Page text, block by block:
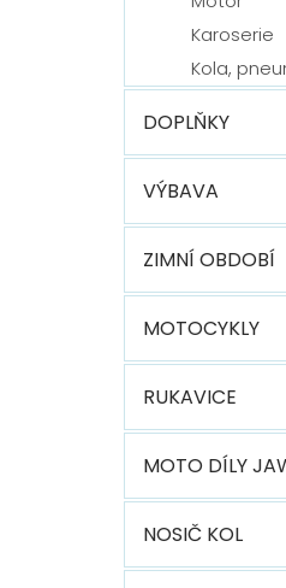
Karoserie
Kola,
DOPLŇKY
VÝBAVA
ZIMNÍ OBDOBÍ
MOTOCYKLY
RUKAVICE
MOTO DÍLY
NOSIČ KOL